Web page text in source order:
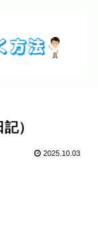
）
2025.10.03